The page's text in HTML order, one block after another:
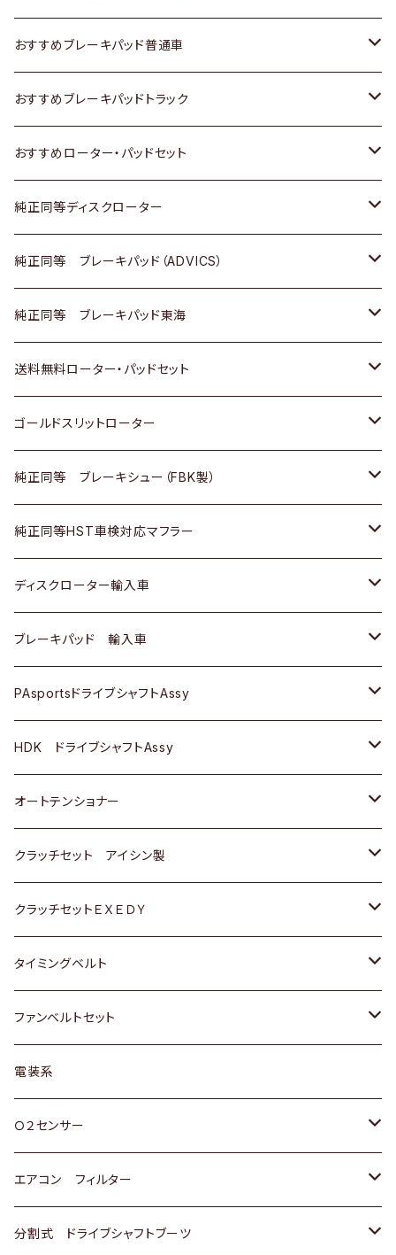
日産
いすゞ
ダイハツ
マツダ
三菱
スバル
日野
三菱ふそう
ＢＭＷ
スズキ
日産
いすゞ
ダイハツ
マツダ
三菱
日野
三菱ふそう
スズキ
日産
いすゞ
ダイハツ
三菱
日野
三菱ふそう
その他
トヨタ
ホンダ
スズキ
日産
ダイハツ
マツダ
三菱
スバル
おすすめブレーキパッド普通車
トヨタ
ホンダ
スズキ
日産
いすゞ
ダイハツ
マツダ
三菱
スバル
おすすめブレーキパッドトラック
トヨタ
日産
いすゞ
ダイハツ
マツダ
三菱
おすすめローター・パッドセット
トヨタ
ホンダ
スズキ
日産
ダイハツ
マツダ
三菱
スバル
純正同等ディスクローター
トヨタ
ホンダ
スズキ
日産
いすゞ
ダイハツ
マツダ
三菱
スバル
ＢＥＮＺ
純正同等 ブレーキパッド（ADVICS）
トヨタ
ホンダ
スズキ
日産
ダイハツ
マツダ
三菱
スバル
純正同等 ブレーキパッド東海
トヨタ
ホンダ
日産
いすゞ
ダイハツ
マツダ
三菱
スバル
送料無料ローター・パッドセット
トヨタ
ホンダ
スズキ
日産
ダイハツ
マツダ
三菱
スバル
ゴールドスリットローター
トヨタ
ホンダ
スズキ
日産
ダイハツ
マツダ
三菱
スバル
純正同等 ブレーキシュー（FBK製）
ホンダ
スズキ
日産
ダイハツ
マツダ
三菱
スバル
純正同等HST車検対応マフラー
トヨタ
ホンダ
スズキ
日産
いすゞ
ダイハツ
マツダ
三菱
スバル
日野
ディスクローター輸入車
ＡＵＤＩ
ＢＥＮＺ
ＢＭＷ
GOLF
ＷＡＧＥＮ
アストロ（シボレー）
クライスラー
ブレーキパッド 輸入車
ＢＥＮＺ
ＢＭＷ
ＷＡＧＥＮ
ＶＯＬＶＯ
PAsportsドライブシャフトAssy
トヨタ
ホンダ
スズキ
日産
ダイハツ
マツダ
三菱
スバル
HDK ドライブシャフトAssy
スズキ
ダイハツ
日産
ホンダ
マツダ
オートテンショナー
トヨタ
クラッチセット アイシン製
ホンダ
スズキ
ダイハツ
マツダ
三菱
スバル
クラッチセットＥＸＥＤＹ
ホンダ
スズキ
日産
ダイハツ
マツダ
三菱
タイミングベルト
トヨタ
スズキ
ダイハツ
三菱
スバル
ファンベルトセット
トヨタ
ホンダ
スズキ
日産
電装系
Ｏ２センサー
トヨタ
ホンダ
エアコン フィルター
トヨタ
分割式 ドライブシャフトブーツ